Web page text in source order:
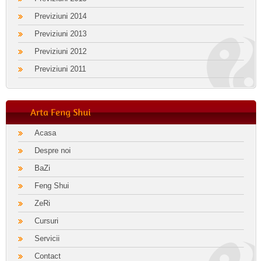
Previziuni 2014
Previziuni 2013
Previziuni 2012
Previziuni 2011
Arta Feng Shui
Acasa
Despre noi
BaZi
Feng Shui
ZeRi
Cursuri
Servicii
Contact